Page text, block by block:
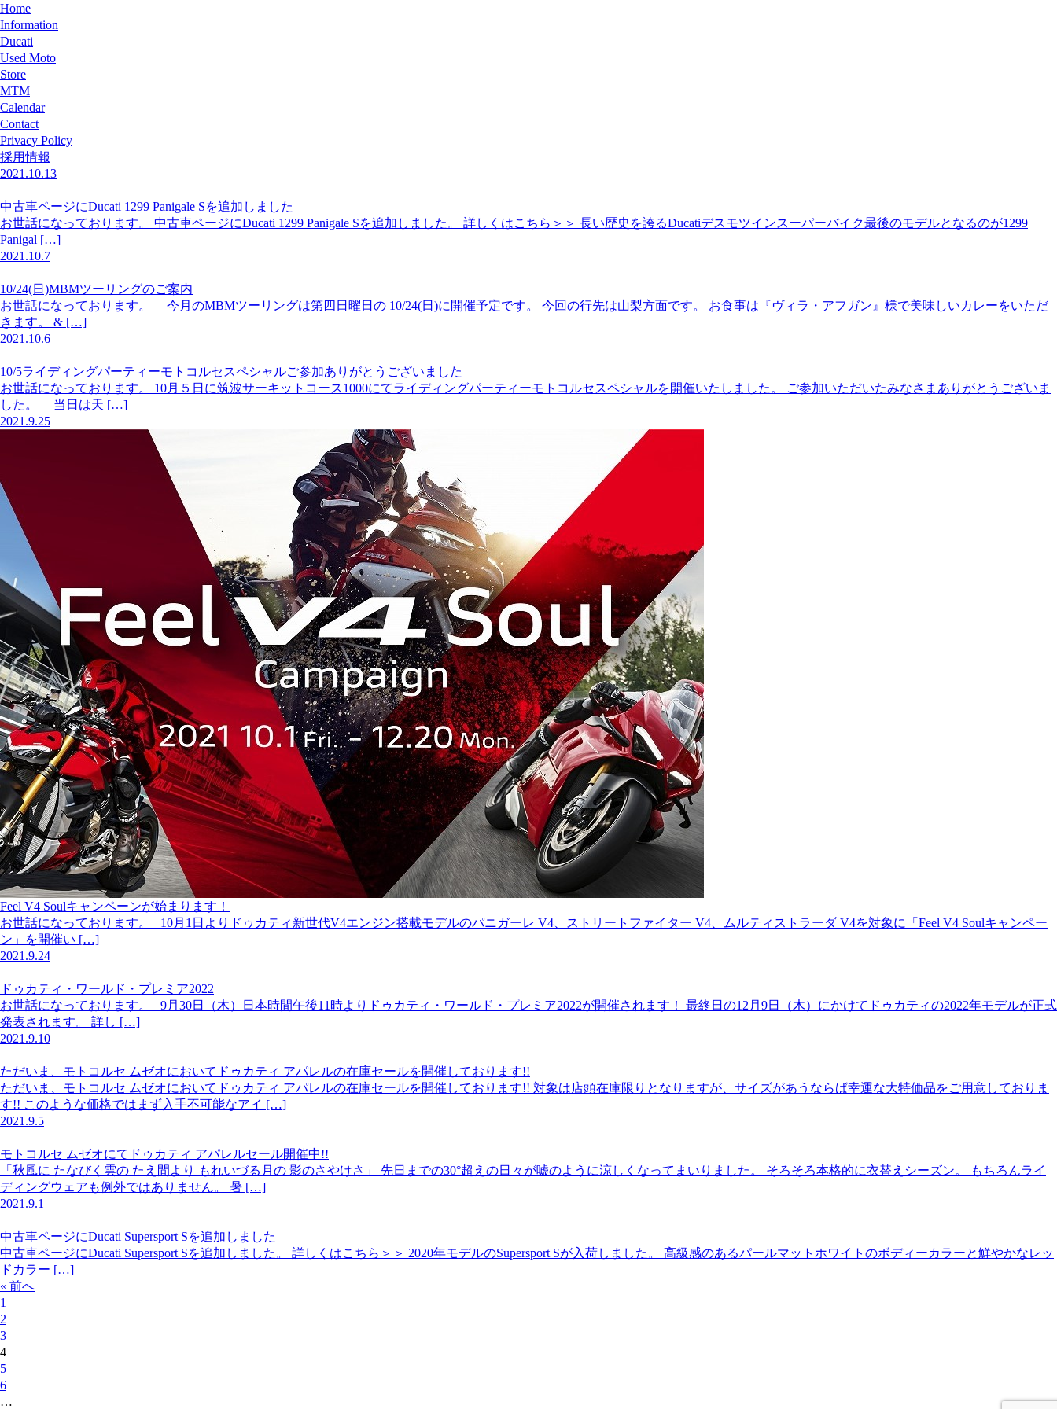
Home
Information
Ducati
Used Moto
Store
MTM
Calendar
Contact
Privacy Policy
採用情報
2021.10.13
中古車ページにDucati 1299 Panigale Sを追加しました
お世話になっております。 中古車ページにDucati 1299 Panigale Sを追加しました。 詳しくはこちら＞＞ 長い歴史を誇るDucatiデスモツインスーパーバイク最後のモデルとなるのが1299
Panigal […]
2021.10.7
10/24(日)MBMツーリングのご案内
お世話になっております。 今月のMBMツーリングは第四日曜日の 10/24(日)に開催予定です。 今回の行先は山梨方面です。 お食事は『ヴィラ・アフガン』様で美味しいカレーをいただ
きます。 & […]
2021.10.6
10/5ライディングパーティーモトコルセスペシャルご参加ありがとうございました
お世話になっております。 10月５日に筑波サーキットコース1000にてライディングパーティーモトコルセスペシャルを開催いたしました。 ご参加いただいたみなさまありがとうございま
した。 当日は天 […]
2021.9.25
Feel V4 Soulキャンペーンが始まります！
お世話になっております。 10月1日よりドゥカティ新世代V4エンジン搭載モデルのパニガーレ V4、ストリートファイター V4、ムルティストラーダ V4を対象に「Feel V4 Soulキャンペー
ン」を開催い […]
2021.9.24
ドゥカティ・ワールド・プレミア2022
お世話になっております。 9月30日（木）日本時間午後11時よりドゥカティ・ワールド・プレミア2022が開催されます！ 最終日の12月9日（木）にかけてドゥカティの2022年モデルが正式
発表されます。 詳し […]
2021.9.10
ただいま、モトコルセ ムゼオにおいてドゥカティ アパレルの在庫セールを開催しております!!
ただいま、モトコルセ ムゼオにおいてドゥカティ アパレルの在庫セールを開催しております!! 対象は店頭在庫限りとなりますが、サイズがあうならば幸運な大特価品をご用意しておりま
す!! このような価格ではまず入手不可能なアイ […]
2021.9.5
モトコルセ ムゼオにてドゥカティ アパレルセール開催中!!
「秋風に たなびく雲の たえ間より もれいづる月の 影のさやけさ」 先日までの30°超えの日々が嘘のように涼しくなってまいりました。 そろそろ本格的に衣替えシーズン。 もちろんライ
ディングウェアも例外ではありません。 暑 […]
2021.9.1
中古車ページにDucati Supersport Sを追加しました
中古車ページにDucati Supersport Sを追加しました。 詳しくはこちら＞＞ 2020年モデルのSupersport Sが入荷しました。 高級感のあるパールマットホワイトのボディーカラーと鮮やかなレッ
ドカラー […]
« 前へ
1
2
3
4
5
6
…